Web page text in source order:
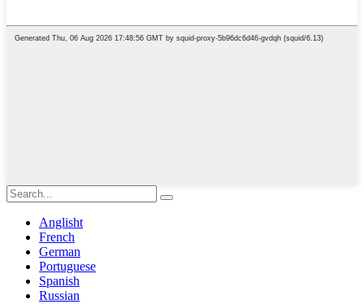
Anglisht
French
German
Portuguese
Spanish
Russian